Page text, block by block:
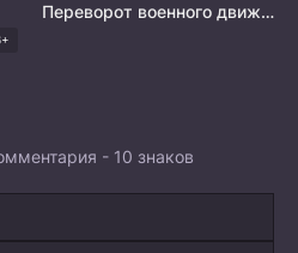
Переворот военного движения 7
- 10 знаков